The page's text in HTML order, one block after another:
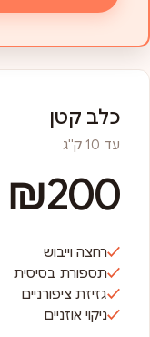
כלב קטן
עד 10 ק"ג
₪200
רחצה וייבוש
תספורת בסיסית
גזיזת ציפורניים
ניקוי אוזניים